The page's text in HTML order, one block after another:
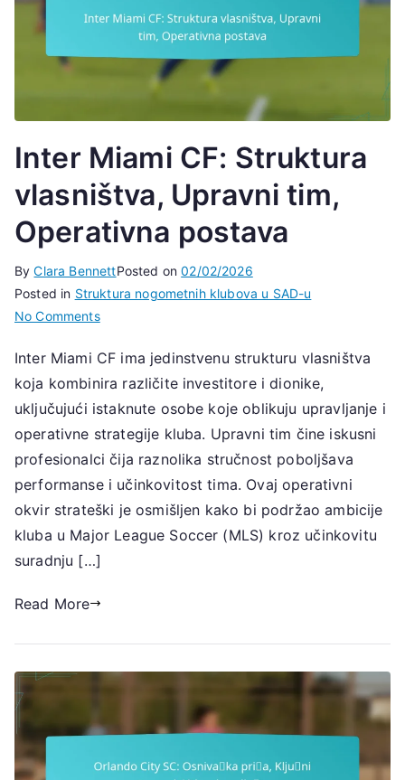
Inter Miami CF: Struktura
vlasništva, Upravni tim,
Operativna postava
ByClara BennettPosted on02/02/2026
Posted in Struktura nogometnih klubova u SAD-u
No Commentson
Miami
CF:
Struktura
vlasništva,
Upravni
Operativna
postava
Inter Miami CF ima jedinstvenu strukturu vlasništva
koja kombinira različite investitore i dionike,
uključujući istaknute osobe koje oblikuju upravljanje i
operativne strategije kluba. Upravni tim čine iskusni
profesionalci čija raznolika stručnost poboljšava
performanse i učinkovitost tima. Ovaj operativni
okvir strateški je osmišljen kako bi podržao ambicije
kluba u Major League Soccer (MLS) kroz učinkovitu
suradnju […]
Read More